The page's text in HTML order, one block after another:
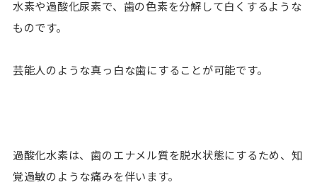
水素や過酸化尿素で、歯の色素を分解して白くするような
ものです。
芸能人のような真っ白な歯にすることが可能です。
過酸化水素は、歯のエナメル質を脱水状態にするため、知
覚過敏のような痛みを伴います。